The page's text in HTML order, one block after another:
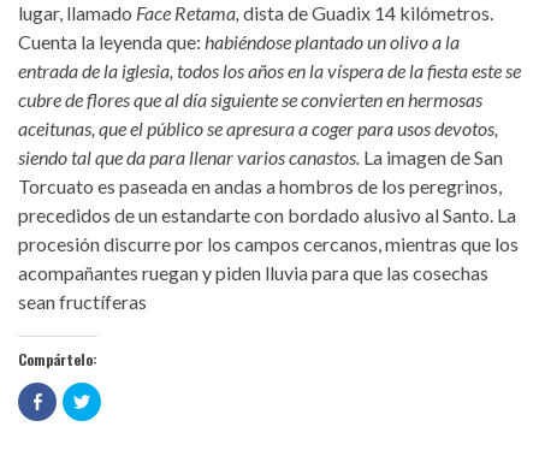
lugar, llamado Face Retama, dista de Guadix 14 kilómetros.
Cuenta la leyenda que: habiéndose plantado un olivo a la
entrada de la iglesia, todos los años en la víspera de la fiesta este se
cubre de flores que al día siguiente se convierten en hermosas
aceitunas, que el público se apresura a coger para usos devotos,
siendo tal que da para llenar varios canastos. La imagen de San
Torcuato es paseada en andas a hombros de los peregrinos,
precedidos de un estandarte con bordado alusivo al Santo. La
procesión discurre por los campos cercanos, mientras que los
acompañantes ruegan y piden lluvia para que las cosechas
sean fructíferas
Compártelo:
Haz
clic
para
Haz
clic